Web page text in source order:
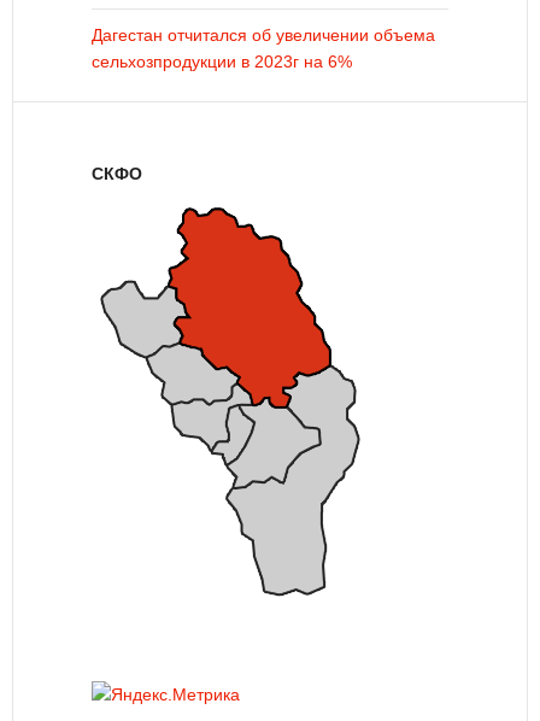
Дагестан отчитался об увеличении объема
сельхозпродукции в 2023г на 6%
СКФО